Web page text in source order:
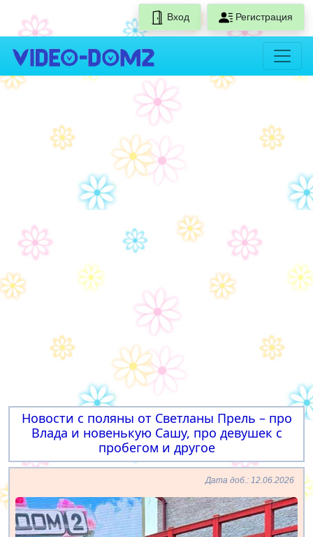
Вход Регистрация
Новости с поляны от Светланы Прель – про
Влада и новенькую Сашу, про девушек с
пробегом и другое
Дата доб.: 12.06.2026